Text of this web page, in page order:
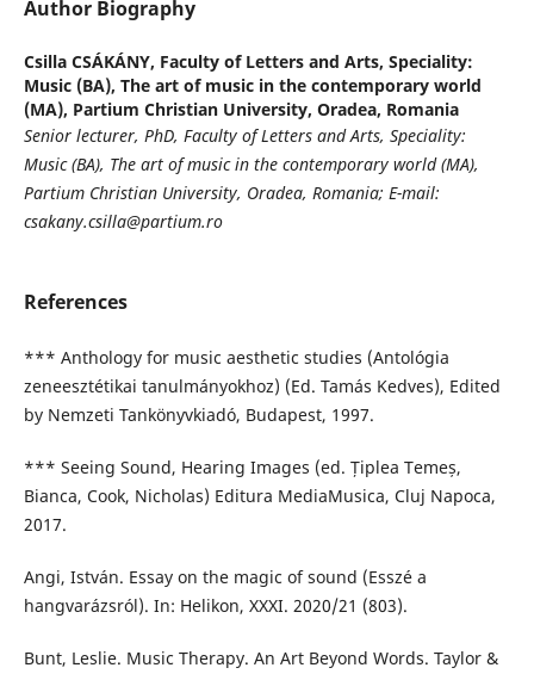
Author Biography
Csilla CSÁKÁNY, Faculty of Letters and Arts, Speciality:
Music (BA), The art of music in the contemporary world
(MA), Partium Christian University, Oradea, Romania
Senior lecturer, PhD, Faculty of Letters and Arts, Speciality:
Music (BA), The art of music in the contemporary world (MA),
Partium Christian University, Oradea, Romania; E-mail:
csakany.csilla@partium.ro
References
*** Anthology for music aesthetic studies (Antológia
zeneesztétikai tanulmányokhoz) (Ed. Tamás Kedves), Edited
by Nemzeti Tankönyvkiadó, Budapest, 1997.
*** Seeing Sound, Hearing Images (ed. Țiplea Temeș,
Bianca, Cook, Nicholas) Editura MediaMusica, Cluj Napoca,
2017.
Angi, István. Essay on the magic of sound (Esszé a
hangvarázsról). In: Helikon, XXXI. 2020/21 (803).
Bunt, Leslie. Music Therapy. An Art Beyond Words. Taylor &